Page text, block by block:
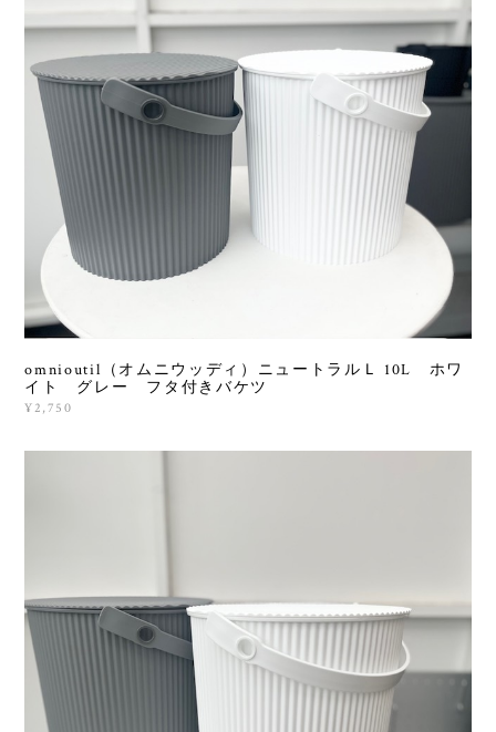
omnioutil（オムニウッディ）ニュートラルＬ 10L ホワ
イト グレー フタ付きバケツ
¥2,750